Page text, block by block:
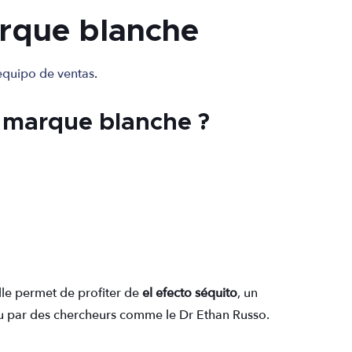
blanche
de ventas.
blanche ?
permet de profiter deel efecto séquito, un
des chercheurs comme le Dr Ethan Russo.